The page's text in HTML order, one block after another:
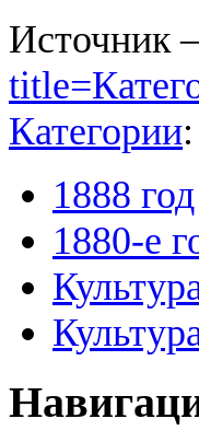
Источник
Категории:
1888 год
1880-е